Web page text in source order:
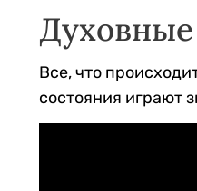
Все, что
состояния играют